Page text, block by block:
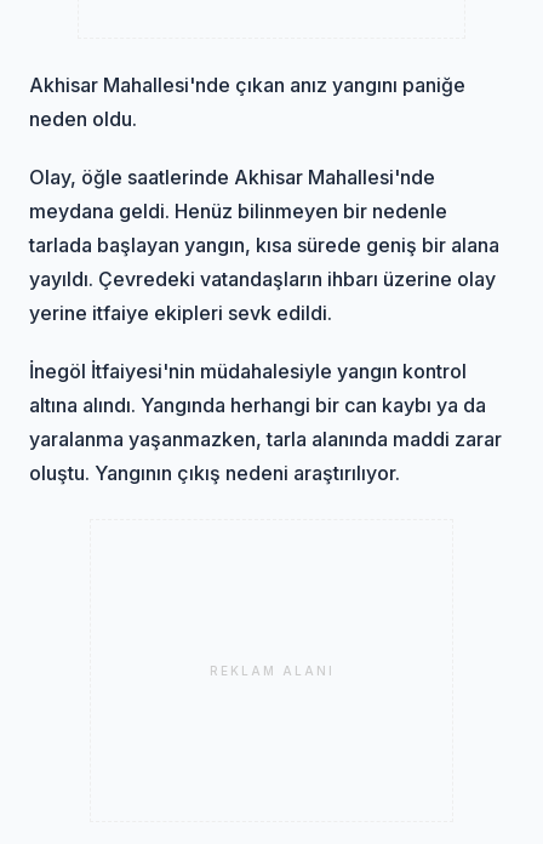
Akhisar Mahallesi'nde çıkan anız yangını paniğe
neden oldu.
Olay, öğle saatlerinde Akhisar Mahallesi'nde
meydana geldi. Henüz bilinmeyen bir nedenle
tarlada başlayan yangın, kısa sürede geniş bir alana
yayıldı. Çevredeki vatandaşların ihbarı üzerine olay
yerine itfaiye ekipleri sevk edildi.
İnegöl İtfaiyesi'nin müdahalesiyle yangın kontrol
altına alındı. Yangında herhangi bir can kaybı ya da
yaralanma yaşanmazken, tarla alanında maddi zarar
oluştu. Yangının çıkış nedeni araştırılıyor.
REKLAM ALANI